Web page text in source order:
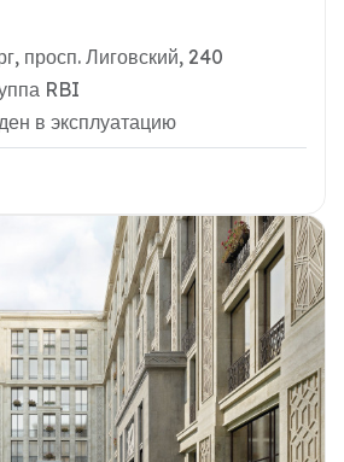
просп. Лиговский, 240
RBI
в эксплуатацию